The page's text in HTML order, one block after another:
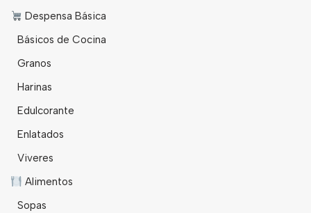
Despensa Básica
Básicos de Cocina
Granos
Harinas
Edulcorante
Enlatados
Viveres
Alimentos
Sopas